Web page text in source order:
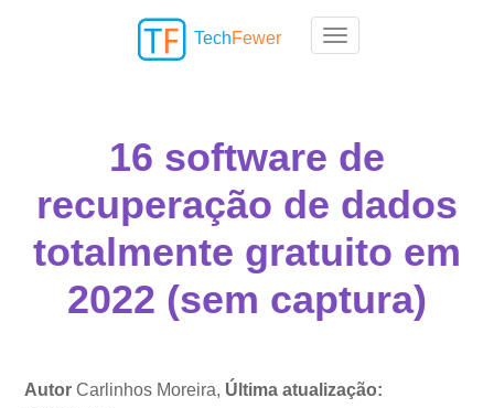
Toggle navigation
TechFewer
16 software de
recuperação de dados
totalmente gratuito em
2022 (sem captura)
Autor Carlinhos Moreira, Última atualização: